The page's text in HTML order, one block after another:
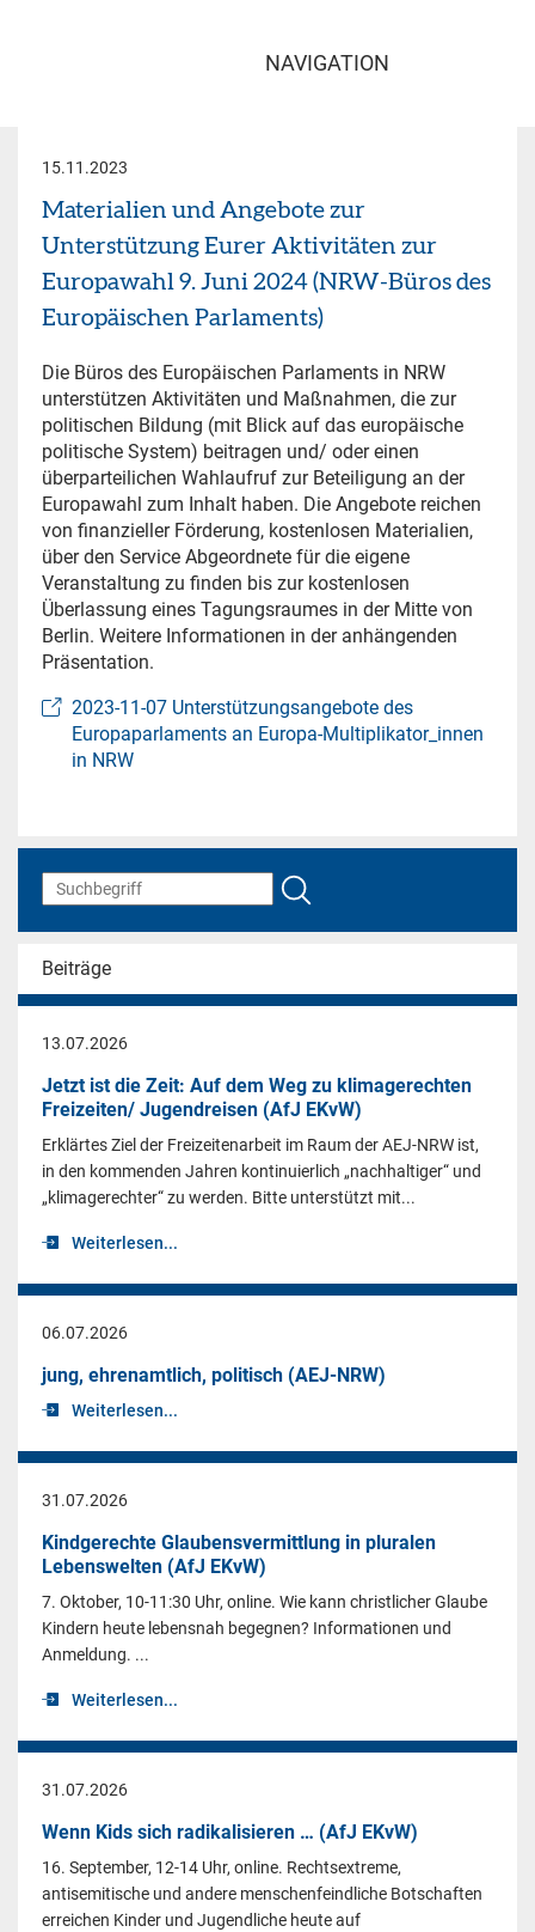
NAVIGATION
15.11.2023
Materialien und Angebote zur
Unterstützung Eurer Aktivitäten zur
Europawahl 9. Juni 2024 (NRW-Büros des
Europäischen Parlaments)
Die Büros des Europäischen Parlaments in NRW
unterstützen Aktivitäten und Maßnahmen, die zur
politischen Bildung (mit Blick auf das europäische
politische System) beitragen und/ oder einen
überparteilichen Wahlaufruf zur Beteiligung an der
Europawahl zum Inhalt haben. Die Angebote reichen
von finanzieller Förderung, kostenlosen Materialien,
über den Service Abgeordnete für die eigene
Veranstaltung zu finden bis zur kostenlosen
Überlassung eines Tagungsraumes in der Mitte von
Berlin. Weitere Informationen in der anhängenden
Präsentation.
2023-11-07 Unterstützungsangebote des
Europaparlaments an Europa-Multiplikator_innen
in NRW
Beiträge
13.07.2026
Jetzt ist die Zeit: Auf dem Weg zu klimagerechten
Freizeiten/ Jugendreisen (AfJ EKvW)
Erklärtes Ziel der Freizeitenarbeit im Raum der AEJ-NRW ist,
in den kommenden Jahren kontinuierlich „nachhaltiger“ und
„klimagerechter“ zu werden. Bitte unterstützt mit...
Weiterlesen...
06.07.2026
jung, ehrenamtlich, politisch (AEJ-NRW)
Weiterlesen...
31.07.2026
Kindgerechte Glaubensvermittlung in pluralen
Lebenswelten (AfJ EKvW)
7. Oktober, 10-11:30 Uhr, online. Wie kann christlicher Glaube
Kindern heute lebensnah begegnen? Informationen und
Anmeldung. ...
Weiterlesen...
31.07.2026
Wenn Kids sich radikalisieren … (AfJ EKvW)
16. September, 12-14 Uhr, online. Rechtsextreme,
antisemitische und andere menschenfeindliche Botschaften
erreichen Kinder und Jugendliche heute auf